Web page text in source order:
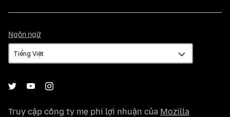
Ngôn ngữ
ngữ
Truy cập công ty mẹ phi lợi nhuận của Mozilla